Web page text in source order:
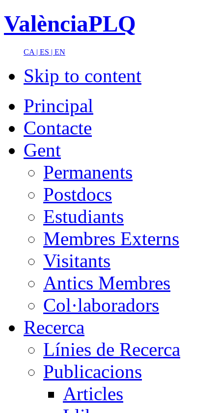
ValènciaPLQ
CA | ES | EN
Skip to content
Principal
Contacte
Gent
Permanents
Postdocs
Estudiants
Membres Externs
Visitants
Antics Membres
Col·laboradors
Recerca
Línies de Recerca
Publicacions
Articles